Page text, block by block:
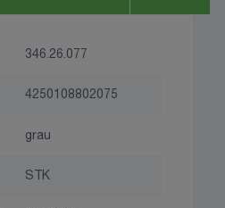
346.26.077
4250108802075
grau
STK